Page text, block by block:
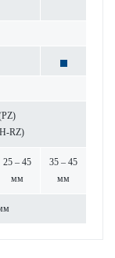
RZ)
25 – 45
мм
35 – 45
мм